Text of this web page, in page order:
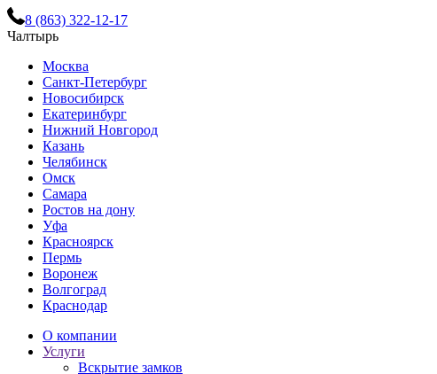
8 (863) 322-12-17
Чалтырь
Москва
Санкт-Петербург
Новосибирск
Екатеринбург
Нижний Новгород
Казань
Челябинск
Омск
Самара
Ростов на дону
Уфа
Красноярск
Пермь
Воронеж
Волгоград
Краснодар
О компании
Услуги
Вскрытие замков